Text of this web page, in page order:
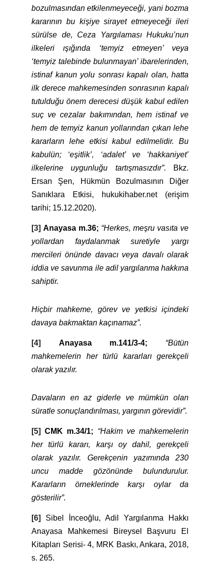
bozulmasından etkilenmeyeceği, yani bozma
kararının bu kişiye sirayet etmeyeceği ileri
sürülse de, Ceza Yargılaması Hukuku’nun
ilkeleri ışığında ‘temyiz etmeyen’ veya
‘temyiz talebinde bulunmayan’ ibarelerinden,
istinaf kanun yolu sonrası kapalı olan, hatta
ilk derece mahkemesinden sonrasının kapalı
tutulduğu önem derecesi düşük kabul edilen
suç ve cezalar bakımından, hem istinaf ve
hem de temyiz kanun yollarından çıkan lehe
kararların lehe etkisi kabul edilmelidir. Bu
kabulün; ‘eşitlik’, ‘adalet’ ve ‘hakkaniyet’
ilkelerine uygunluğu tartışmasızdır”. Bkz.
Ersan Şen, Hükmün Bozulmasının Diğer
Sanıklara Etkisi, hukukihaber.net (erişim
tarihi; 15.12.2020).
[3] Anayasa m.36; “Herkes, meşru vasıta ve
yollardan faydalanmak suretiyle yargı
mercileri önünde davacı veya davalı olarak
iddia ve savunma ile adil yargılanma hakkına
sahiptir.
Hiçbir mahkeme, görev ve yetkisi içindeki
davaya bakmaktan kaçınamaz”.
[4] Anayasa m.141/3-4;
“Bütün
mahkemelerin her türlü kararları gerekçeli
olarak yazılır.
Davaların en az giderle ve mümkün olan
süratle sonuçlandırılması, yargının görevidir”.
[5] CMK m.34/1; “Hakim ve mahkemelerin
her türlü kararı, karşı oy dahil, gerekçeli
olarak yazılır. Gerekçenin yazımında 230
uncu madde gözönünde bulundurulur.
Kararların örneklerinde karşı oylar da
gösterilir”.
[6]
Sibel İnceoğlu, Adil Yargılanma Hakkı
Anayasa Mahkemesi Bireysel Başvuru El
Kitapları Serisi- 4, MRK Baskı, Ankara, 2018,
s. 265.